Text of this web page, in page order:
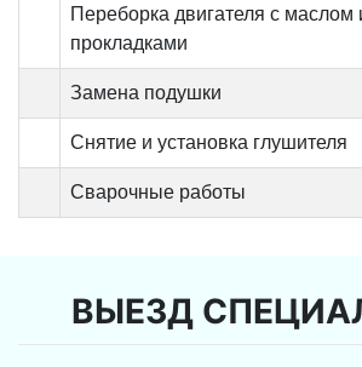
Переборка двигателя с маслом
прокладками
Замена подушки
Снятие и установка глушителя
Сварочные работы
ВЫЕЗД